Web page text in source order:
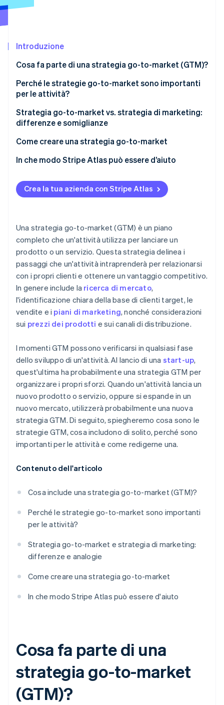
Scopri cosa ti aspetta
Atlas
Climate
Rimozione del carbonio
Identity
Stripe Sessions 2026
Guarda ora
Introduzione
Cosa fa parte di una strategia go-to-market (GTM)?
Quali sono le differenze tra le strategie go-to-
market B2B e B2C?
Perché le strategie go-to-market sono importanti
per le attività?
Strategia go-to-market vs. strategia di marketing:
differenze e somiglianze
Strategia go-to-market
Strategia di marketing
Come creare una strategia go-to-market
1. Market intelligence e comprensione del cliente
2. Posizionamento strategico e messaggistica
3. Vendite, marketing e distribuzione
5. Rischio, governance e compliance
In che modo Stripe Atlas può essere d’aiuto
Registrazione su Atlas
Accettazione di pagamenti e operazioni bancarie
Acquisto di azioni senza contanti da parte del
fondatore
Presentazione automatica della dichiarazione
fiscale 83(b)
Documenti legali aziendali con idoneità globale
Un anno gratuito di Stripe Payments, più 50.000
USD in crediti e sconti offerti dai partner
Crea la tua azienda con Stripe Atlas
Una strategia go-to-market (GTM) è un piano
completo che un'attività utilizza per lanciare un
prodotto o un servizio. Questa strategia delinea i
passaggi che un'attività intraprenderà per relazionarsi
con i propri clienti e ottenere un vantaggio competitivo.
In genere include la ricerca di mercato,
l'identificazione chiara della base di clienti target, le
vendite e i piani di marketing, nonché considerazioni
sui prezzi dei prodotti e sui canali di distribuzione.
I momenti GTM possono verificarsi in qualsiasi fase
dello sviluppo di un'attività. Al lancio di una start-up,
quest'ultima ha probabilmente una strategia GTM per
organizzare i propri sforzi. Quando un'attività lancia un
nuovo prodotto o servizio, oppure si espande in un
nuovo mercato, utilizzerà probabilmente una nuova
strategia GTM. Di seguito, spiegheremo cosa sono le
strategie GTM, cosa includono di solito, perché sono
importanti per le attività e come redigerne una.
Contenuto dell'articolo
Cosa include una strategia go-to-market (GTM)?
Perché le strategie go-to-market sono importanti
per le attività?
Strategia go-to-market e strategia di marketing:
differenze e analogie
Come creare una strategia go-to-market
In che modo Stripe Atlas può essere d'aiuto
Cosa fa parte di una
strategia go-to-market
(GTM)?